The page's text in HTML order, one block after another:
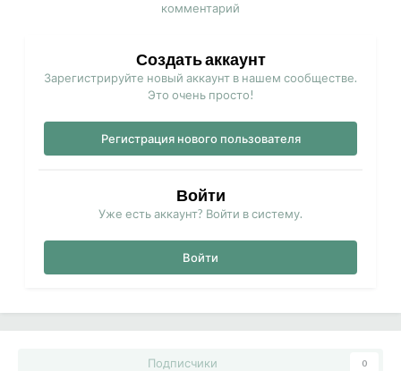
комментарий
Создать аккаунт
Зарегистрируйте новый аккаунт в нашем сообществе.
Это очень просто!
Регистрация нового пользователя
Войти
Уже есть аккаунт? Войти в систему.
Войти
Подписчики 0